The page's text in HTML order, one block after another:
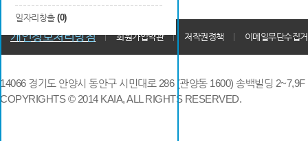
일자리창출 (0)
개인정보처리방침 회원가입약관 저작권정책 이메일무단수집
14066 경기도 안양시 동안구 시민대로 286 (관양동 1600) 송백빌딩
COPYRIGHTS © 2014 KAIA, ALL RIGHTS RESERVED.